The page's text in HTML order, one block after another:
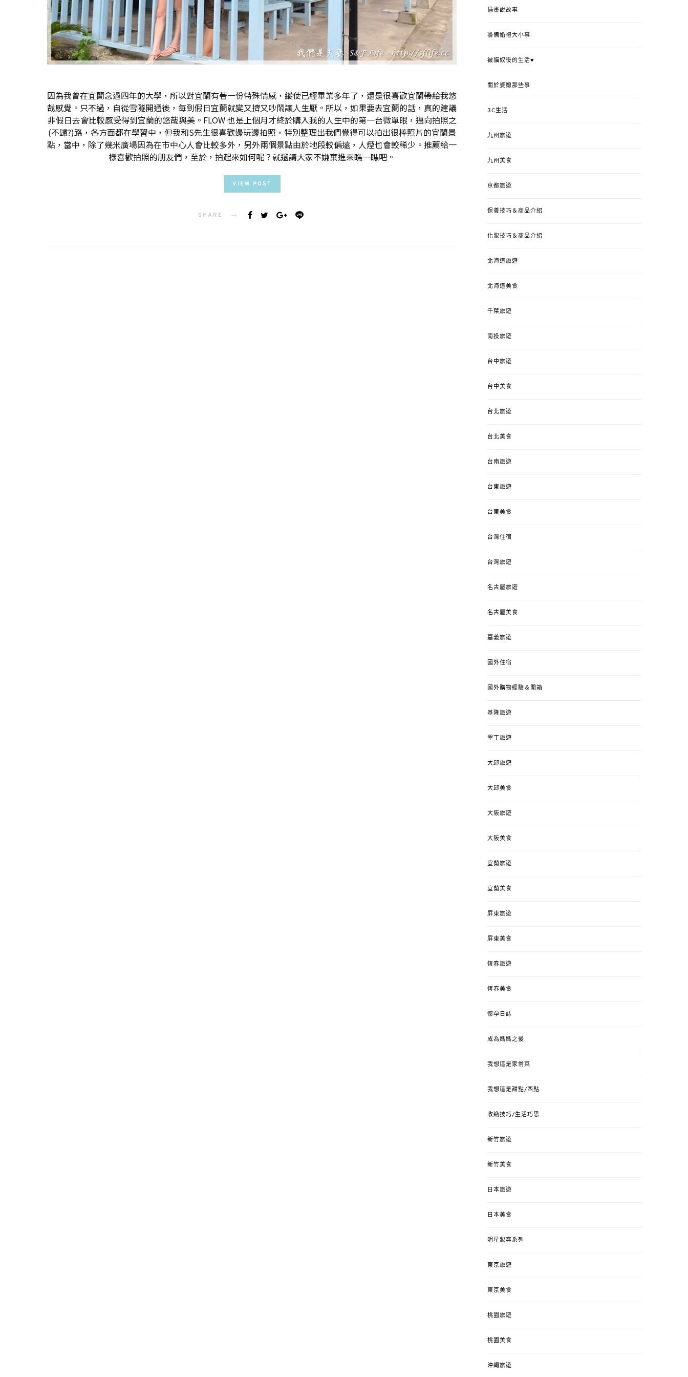
因為我曾在宜蘭念過四年的大學，所以對宜蘭有著一份特殊情感，縱使已經畢業多年了，還是很喜歡宜蘭帶給我悠
哉感覺。只不過，自從雪隧開通後，每到假日宜蘭就變又擠又吵鬧讓人生厭。所以，如果要去宜蘭的話，真的建議
非假日去會比較感受得到宜蘭的悠哉與美。FLOW 也是上個月才終於購入我的人生中的第一台微單眼，邁向拍照之
(不歸?)路，各方面都在學習中，但我和S先生很喜歡邊玩邊拍照，特別整理出我們覺得可以拍出很棒照片的宜蘭景
點，當中，除了幾米廣場因為在市中心人會比較多外，另外兩個景點由於地段較偏遠，人煙也會較稀少。推薦給一
樣喜歡拍照的朋友們，至於，拍起來如何呢？就還請大家不嫌棄進來瞧一瞧吧。
VIEW POST
SHARE
插畫說故事
籌備婚禮大小事
被貓奴役的生活♥
關於婆媳那些事
3C生活
九州旅遊
九州美食
京都旅遊
保養技巧＆商品介紹
化妝技巧＆商品介紹
北海道旅遊
北海道美食
千葉旅遊
南投旅遊
台中旅遊
台中美食
台北旅遊
台北美食
台南旅遊
台東旅遊
台東美食
台灣住宿
台灣旅遊
名古屋旅遊
名古屋美食
嘉義旅遊
國外住宿
國外購物經驗＆開箱
基隆旅遊
墾丁旅遊
大邱旅遊
大邱美食
大阪旅遊
大阪美食
宜蘭旅遊
宜蘭美食
屏東旅遊
屏東美食
恆春旅遊
恆春美食
懷孕日誌
成為媽媽之後
我想這是家常菜
我想這是甜點/西點
收納技巧/生活巧思
新竹旅遊
新竹美食
日本旅遊
日本美食
明星妝容系列
東京旅遊
東京美食
桃園旅遊
桃園美食
沖繩旅遊